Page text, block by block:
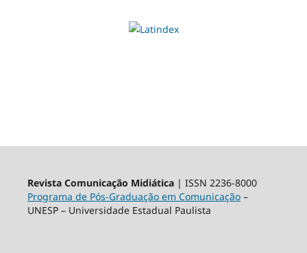
Revista Comunicação Midiática| ISSN 2236-8000
Programa de Pós-Graduação em Comunicação–
UNESP – Universidade Estadual Paulista